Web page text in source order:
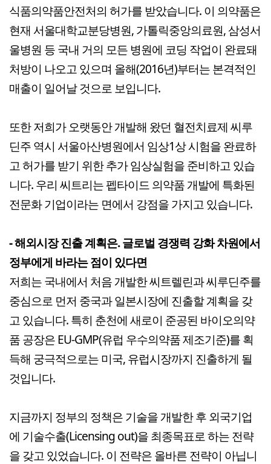
식품의약품안전처의 허가를 받았습니다. 이 의약품은
현재 서울대학교분당병원, 가톨릭중앙의료원, 삼성서
울병원 등 국내 거의 모든 병원에 코딩 작업이 완료돼
처방이 나오고 있으며 올해(2016년)부터는 본격적인
매출이 일어날 것으로 보입니다.
또한 저희가 오랫동안 개발해 왔던 혈전치료제 씨루
딘주 역시 서울아산병원에서 임상1상 시험을 완료하
고 허가를 받기 위한 추가 임상실험을 준비하고 있습
니다. 우리 씨트리는 펩타이드 의약품 개발에 특화된
전문화 기업이라는 면에서 강점을 가지고 있습니다.
- 해외시장 진출 계획은. 글로벌 경쟁력 강화 차원에서
정부에게 바라는 점이 있다면
저희는 국내에서 처음 개발한 씨트렐린과 씨루딘주를
중심으로 먼저 중국과 일본시장에 진출할 계획을 갖
고 있습니다. 특히 춘천에 새로이 준공된 바이오의약
품 공장은 EU-GMP(유럽 우수의약품 제조기준)를 획
득해 궁극적으로는 미국, 유럽시장까지 진출하게 될
것입니다.
지금까지 정부의 정책은 기술을 개발한 후 외국기업
에 기술수출(Licensing out)을 최종목표로 하는 전략
을 갖고 있었습니다. 이 전략은 올바른 전략이 아닙니